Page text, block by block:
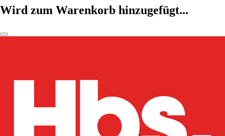
Wird zum Warenkorb hinzugefügt...